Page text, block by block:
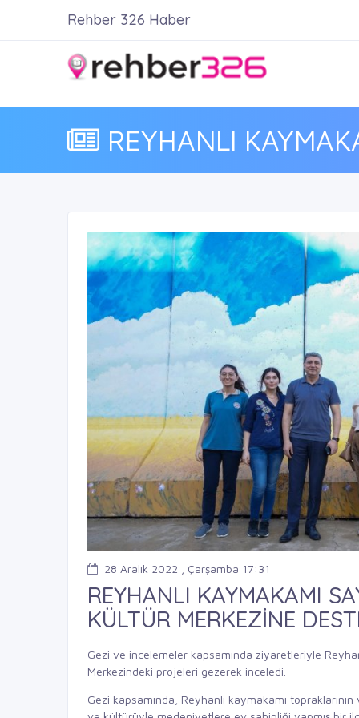
REYHANLI
Rehber 326 Haber
28 Aralık 2022 , Çarşamba 17:31
REYHANLI KAYMAKAMI
KÜLTÜR MERKEZİNE
Gezi ve incelemeler kapsamında ziyaretleriyle
Merkezindeki projeleri gezerek inceledi.
Gezi kapsamında, Reyhanlı kaymakamı